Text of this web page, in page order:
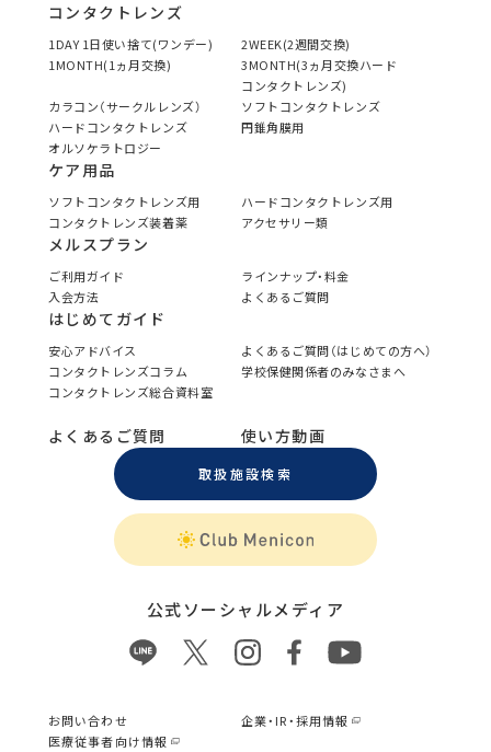
コンタクトレンズ
1DAY 1日使い捨て(ワンデー)
2WEEK(2週間交換)
1MONTH(1ヵ月交換)
3MONTH(3ヵ月交換ハード
コンタクトレンズ)
カラコン（サークルレンズ）
ソフトコンタクトレンズ
ハードコンタクトレンズ
円錐角膜用
オルソケラトロジー
ケア用品
ソフトコンタクトレンズ用
ハードコンタクトレンズ用
コンタクトレンズ装着薬
アクセサリー類
メルスプラン
ご利用ガイド
ラインナップ・料金
入会方法
よくあるご質問
はじめてガイド
安心アドバイス
よくあるご質問（はじめての方へ）
コンタクトレンズコラム
学校保健関係者のみなさまへ
コンタクトレンズ総合資料室
よくあるご質問 使い方動画
取扱施設検索
公式ソーシャルメディア
お問い合わせ
企業・IR・採用情報
医療従事者向け情報